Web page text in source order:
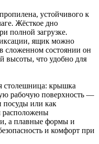
устойчивого к
Жёсткое дно
полной загрузке.
ящик можно
сложенном состоянии он
высоты, что удобно для
столешница: крышка
рабочую поверхность —
посуды или как
расположены
а плавные формы и
и комфорт при